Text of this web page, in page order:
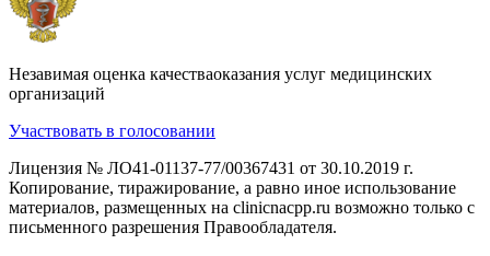
Незавимая оценка качестваоказания услуг медицинских
организаций
Участвовать в голосовании
Лицензия № ЛО41-01137-77/00367431 от 30.10.2019 г.
Копирование, тиражирование, а равно иное использование
материалов, размещенных на clinicnacpp.ru возможно только с
письменного разрешения Правообладателя.